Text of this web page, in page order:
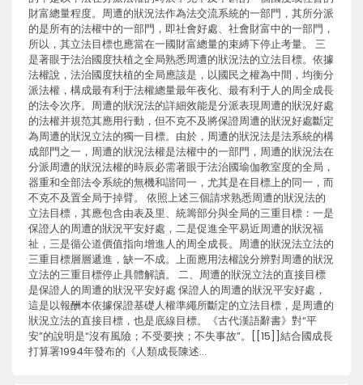
財富總量程度。周遭的狀況法作為法交流系統的一部門，其所分派
的是所有的法權中的一部門，即社會好處、社會財富中的一部門，
所以，其立法目標也應當在一國財富總量的束縛下停止考量。 三
是著眼于法治國度扶植之全局熟悉周遭的狀況法的立法目標。依據
法權說，法治國度扶植的全局應該是，以國民之權為中間，均衡分
派法權，構成最有利于法權總量最年夜化、最有利于人的周全成長
的法令次序。周遭的狀況法的詳細效能是分派表現周遭的狀況好處
的法權并規范其應用行動，但不克不及將保證周遭的狀況好處斷定
為周遭的狀況立法的獨一目標。由於，周遭的狀況法是法系統的構
成部門之一，周遭的狀況法權是法權中的一部門，周遭的狀況法在
分派周遭的狀況法權的時辰必需著眼于法治國瑜伽教室度的全局，
器重和全部法令系統的無機和諧同一，尤其是在目標上的同一，而
不克不及置全局于掉臂。 依照上述三個請求熟悉周遭的狀況法的
立法目標，其應包含由表及里、統籌部分與全局的三重目標：一是
保證人的周遭的狀況平安好處，二是促進全平易近周遭的狀況福
祉，三是循公道價值指向增進人的周全成長。周遭的狀況法立法的
三重目標層層遞進，缺一不成。上面應用法權說分辨對周遭的狀況
立法的三重目標停止具體解讀。 二、周遭的狀況立法的直接目標
是保證人的周遭的狀況平安好處 保證人的周遭的狀況平安好處，
這是以報酬本依據保證基礎人權準繩所斷定的立法目標，是周遭的
狀況立法的直接目標，也是底線目標。《古代漢語辭書》對“平
安”的說明是“沒有風險；不受要挾；不失事故”。[[15]]結合國成長
打算署1994年發布的《人類成長陳述…